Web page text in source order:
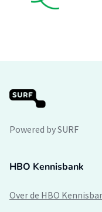
Powered by SURF
HBO Kennisbank
Over de HBO